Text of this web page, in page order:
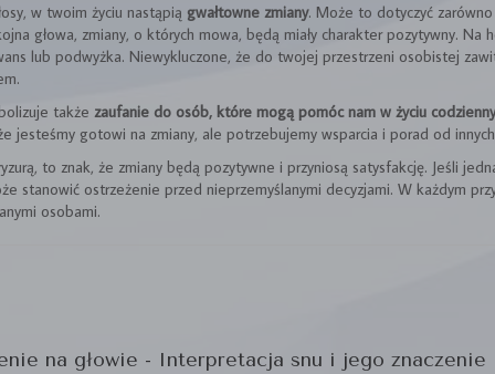
w twoim życiu nastąpią gwałtowne zmiany. Może to dotyczyć
głowa, zmiany, o których mowa, będą miały charakter pozytywny. Na
lub podwyżka. Niewykluczone, że do twojej przestrzeni osobistej
także zaufanie do osób, które mogą pomóc nam w życiu
jesteśmy gotowi na zmiany, ale potrzebujemy wsparcia i porad od
to znak, że zmiany będą pozytywne i przyniosą satysfakcję. Jeśli
stanowić ostrzeżenie przed nieprzemyślanymi decyzjami. W każdym
osobami.
na głowie - Interpretacja snu i jego znaczenie